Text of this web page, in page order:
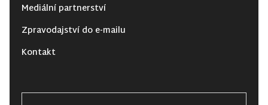
Mediální partnerství
Zpravodajství do e-mailu
Kontakt